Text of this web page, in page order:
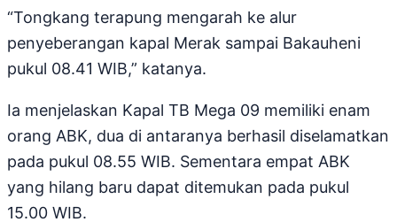
“Tongkang terapung mengarah ke alur
penyeberangan kapal Merak sampai Bakauheni
pukul 08.41 WIB,” katanya.
Ia menjelaskan Kapal TB Mega 09 memiliki enam
orang ABK, dua di antaranya berhasil diselamatkan
pada pukul 08.55 WIB. Sementara empat ABK
yang hilang baru dapat ditemukan pada pukul
15.00 WIB.